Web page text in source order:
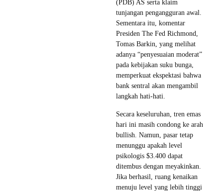
(PDB) AS serta klaim
tunjangan pengangguran awal.
Sementara itu, komentar
Presiden The Fed Richmond,
Tomas Barkin, yang melihat
adanya “penyesuaian moderat”
pada kebijakan suku bunga,
memperkuat ekspektasi bahwa
bank sentral akan mengambil
langkah hati-hati.
Secara keseluruhan, tren emas
hari ini masih condong ke arah
bullish. Namun, pasar tetap
menunggu apakah level
psikologis $3.400 dapat
ditembus dengan meyakinkan.
Jika berhasil, ruang kenaikan
menuju level yang lebih tinggi